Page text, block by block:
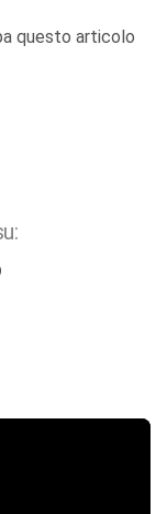
questo articolo